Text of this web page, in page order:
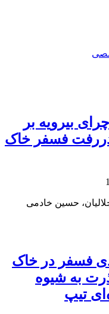
بیرویه بر
فسفر خاک
فسفر در خاک
به شیوه
تیپ